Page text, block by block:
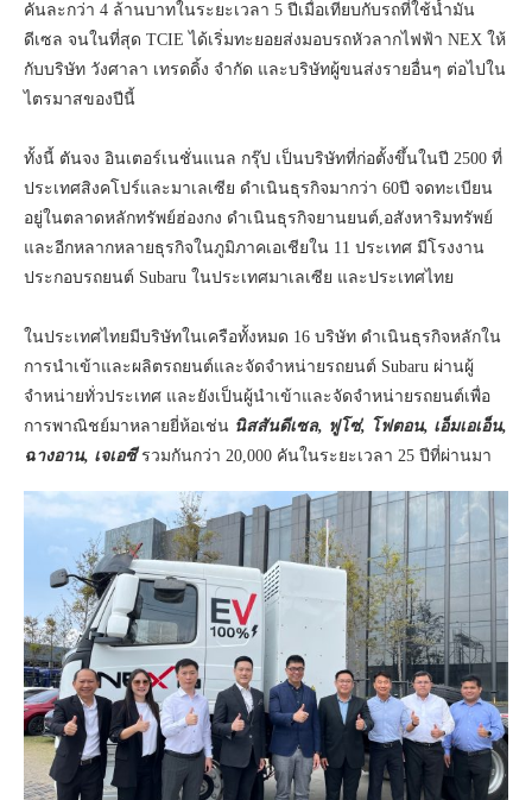
คันละกว่า 4 ล้านบาทในระยะเวลา 5 ปีเมื่อเทียบกับรถที่ใช้น้ำมัน
ดีเซล จนในที่สุด TCIE ได้เริ่มทะยอยส่งมอบรถหัวลากไฟฟ้า NEX ให้
กับบริษัท วังศาลา เทรดดิ้ง จำกัด และบริษัทผู้ขนส่งรายอื่นๆ ต่อไปใน
ไตรมาสของปีนี้
ทั้งนี้ ตันจง อินเตอร์เนชั่นแนล กรุ๊ป เป็นบริษัทที่ก่อตั้งขึ้นในปี 2500 ที่
ประเทศสิงคโปร์และมาเลเซีย ดำเนินธุรกิจมากว่า 60ปี จดทะเบียน
อยู่ในตลาดหลักทรัพย์ฮ่องกง ดำเนินธุรกิจยานยนต์,อสังหาริมทรัพย์
และอีกหลากหลายธุรกิจในภูมิภาคเอเชียใน 11 ประเทศ มีโรงงาน
ประกอบรถยนต์ Subaru ในประเทศมาเลเซีย และประเทศไทย
ในประเทศไทยมีบริษัทในเครือทั้งหมด 16 บริษัท ดำเนินธุรกิจหลักใน
การนำเข้าและผลิตรถยนต์และจัดจำหน่ายรถยนต์ Subaru ผ่านผู้
จำหน่ายทั่วประเทศ และยังเป็นผู้นำเข้าและจัดจำหน่ายรถยนต์เพื่อ
การพาณิชย์มาหลายยี่ห้อเช่น นิสสันดีเซล, ฟูโซ่, โฟตอน, เอ็มเอเอ็น,
ฉางอาน, เจเอซีรวมกันกว่า 20,000 คันในระยะเวลา 25 ปีที่ผ่านมา